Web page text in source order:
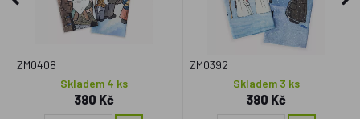
ZM0408
Skladem 4 ks
380 Kč
ZM0392
Skladem 3 ks
380 Kč